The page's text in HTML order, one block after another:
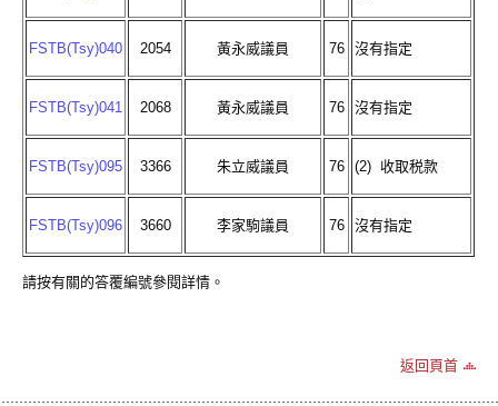
FSTB(Tsy)040 2054 黃永威議員 76 沒有指定
FSTB(Tsy)041 2068 黃永威議員 76 沒有指定
FSTB(Tsy)095 3366 朱立威議員 76 (2) 收取税款
FSTB(Tsy)096 3660 李家駒議員 76 沒有指定
請按有關的答覆編號參閱詳情。
返回頁首